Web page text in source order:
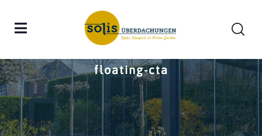
Home
floating-cta